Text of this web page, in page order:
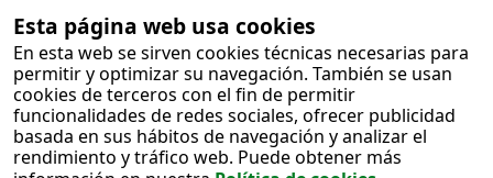
Esta página web usa cookies
En esta web se sirven cookies técnicas necesarias para
permitir y optimizar su navegación. También se usan
cookies de terceros con el fin de permitir
funcionalidades de redes sociales, ofrecer publicidad
basada en sus hábitos de navegación y analizar el
rendimiento y tráfico web. Puede obtener más